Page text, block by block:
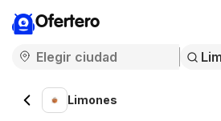
Ofertero
Limones